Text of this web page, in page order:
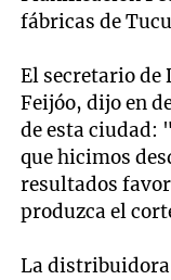
fábricas de
El secretario de
Feijóo, dijo en
de esta ciudad:
que hicimos
resultados
produzca el
La distribuidora